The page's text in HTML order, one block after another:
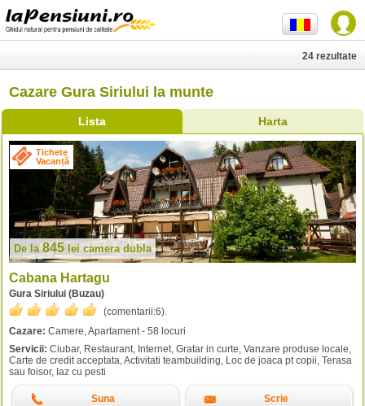
Cazare Gura Siriului la munte
Lista Harta
24 rezultate
Tichete
Vacanță
De la845 leicamera dubla
Cabana Hartagu
Gura Siriului (Buzau)
(comentarii:6).
Cazare: Camere, Apartament - 58 locuri
Servicii: Ciubar, Restaurant, Internet, Gratar in curte, Vanzare produse locale,
Carte de credit acceptata, Activitati teambuilding, Loc de joaca pt copii, Terasa
sau foisor, Iaz cu pesti
Suna Scrie